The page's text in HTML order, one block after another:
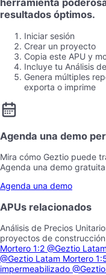
herramienta
resultados óptimos.
Iniciar sesión
Crear un proyecto
Copia este APU y
Incluye tu Análisis
Genera múltiples
exporta o imprime
Agenda una demo
Mira cómo Geztio puede
Agenda una demo
Agenda una demo
APUs relacionados
Análisis de Precios
proyectos de construcción
Mortero 1:2 @Geztio Latam
@Geztio Latam Mortero
impermeabilizado